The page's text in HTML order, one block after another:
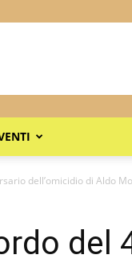
dell’omicidio di Aldo
del